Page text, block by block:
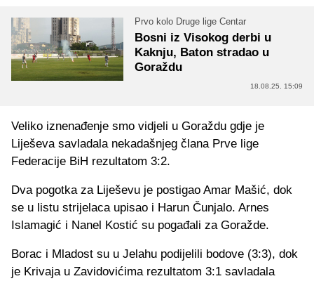
Prvo kolo Druge lige Centar
Bosni iz Visokog derbi u
Kaknju, Baton stradao u
Goraždu
18.08.25. 15:09
Veliko iznenađenje smo vidjeli u Goraždu gdje je
Liješeva savladala nekadašnjeg člana Prve lige
Federacije BiH rezultatom 3:2.
Dva pogotka za Liješevu je postigao Amar Mašić, dok
se u listu strijelaca upisao i Harun Čunjalo. Arnes
Islamagić i Nanel Kostić su pogađali za Goražde.
Borac i Mladost su u Jelahu podijelili bodove (3:3), dok
je Krivaja u Zavidovićima rezultatom 3:1 savladala